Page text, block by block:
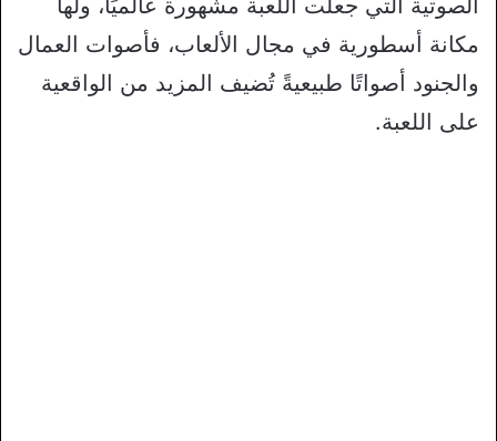
مكانة أسطورية في مجال الألعاب، فأصوات العمال
والجنود أصواتًا طبيعيةً تُضيف المزيد من الواقعية
على اللعبة.